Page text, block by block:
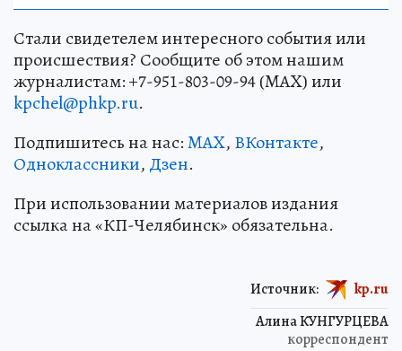
Стали свидетелем интересного события или
происшествия? Сообщите об этом нашим
журналистам: +7-951-803-09-94 (MAX) или
kpchel@phkp.ru.
Подпишитесь на нас:MAX, ВКонтакте,
Одноклассники, Дзен.
При использовании материалов издания
ссылка на «КП-Челябинск» обязательна.
Алина КУНГУРЦЕВА
корреспондент
Источник: kp.ru